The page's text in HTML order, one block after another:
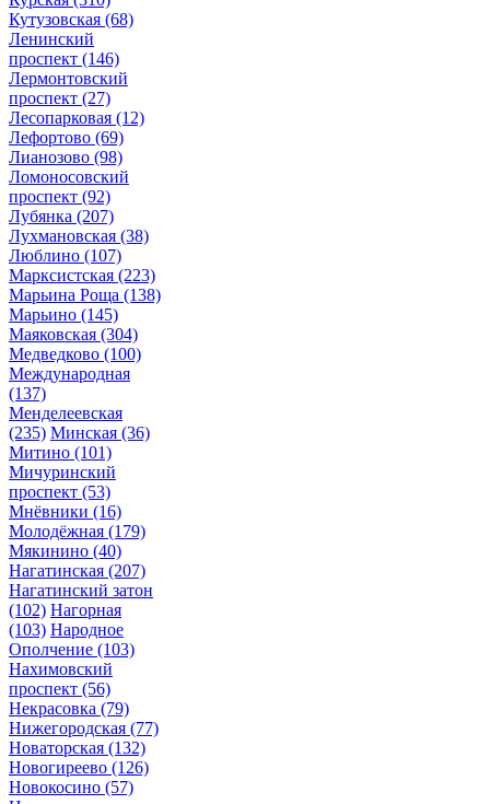
Кутузовская (68)
Ленинский
проспект (146)
Лермонтовский
проспект (27)
Лесопарковая (12)
Лефортово (69)
Лианозово (98)
Ломоносовский
проспект (92)
Лубянка (207)
Лухмановская (38)
Люблино (107)
Марксистская (223)
Марьина Роща (138)
Марьино (145)
Маяковская (304)
Медведково (100)
Международная
(137)
Менделеевская
(235) Минская (36)
Митино (101)
Мичуринский
проспект (53)
Мнёвники (16)
Молодёжная (179)
Мякинино (40)
Нагатинская (207)
Нагатинский затон
(102) Нагорная
(103) Народное
Ополчение (103)
Нахимовский
проспект (56)
Некрасовка (79)
Нижегородская (77)
Новаторская (132)
Новогиреево (126)
Новокосино (57)